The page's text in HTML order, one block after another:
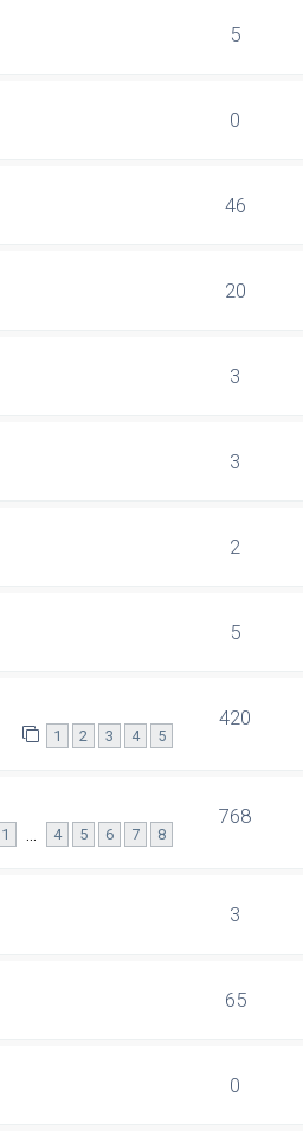
5
0
46
20
3
3
2
5
1 2 3 4 5
420
1 4 5 6 7 8
768
3
65
0